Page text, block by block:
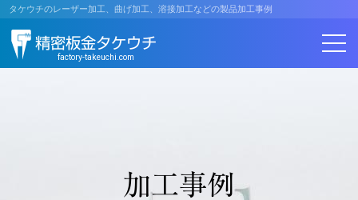
コタケウチのレーザー加工、曲げ加工、溶接加工などの製品加工事例
精密板金タケウチ
factory-takeuchi.com
加工事例